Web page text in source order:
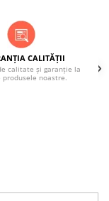
CALITĂȚII
calitate și garanție la
produsele noastre.